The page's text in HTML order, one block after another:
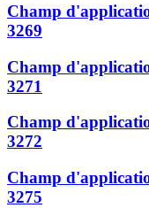
Champ
3269
Champ
3271
Champ
3272
Champ
3275